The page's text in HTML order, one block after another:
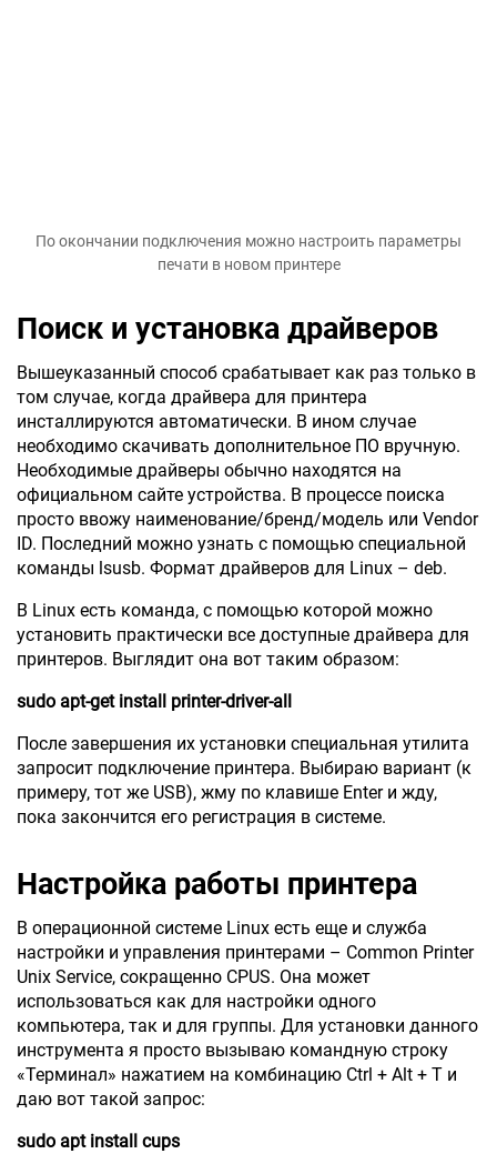
По окончании подключения можно настроить параметры
печати в новом принтере
Поиск и установка драйверов
Вышеуказанный способ срабатывает как раз только в
том случае, когда драйвера для принтера
инсталлируются автоматически. В ином случае
необходимо скачивать дополнительное ПО вручную.
Необходимые драйверы обычно находятся на
официальном сайте устройства. В процессе поиска
просто ввожу наименование/бренд/модель или Vendor
ID. Последний можно узнать с помощью специальной
команды lsusb. Формат драйверов для Linux – deb.
В Linux есть команда, с помощью которой можно
установить практически все доступные драйвера для
принтеров. Выглядит она вот таким образом:
sudo apt-get install printer-driver-all
После завершения их установки специальная утилита
запросит подключение принтера. Выбираю вариант (к
примеру, тот же USB), жму по клавише Enter и жду,
пока закончится его регистрация в системе.
Настройка работы принтера
В операционной системе Linux есть еще и служба
настройки и управления принтерами – Common Printer
Unix Service, сокращенно CPUS. Она может
использоваться как для настройки одного
компьютера, так и для группы. Для установки данного
инструмента я просто вызываю командную строку
«Терминал» нажатием на комбинацию Ctrl + Alt + T и
даю вот такой запрос:
sudo apt install cups